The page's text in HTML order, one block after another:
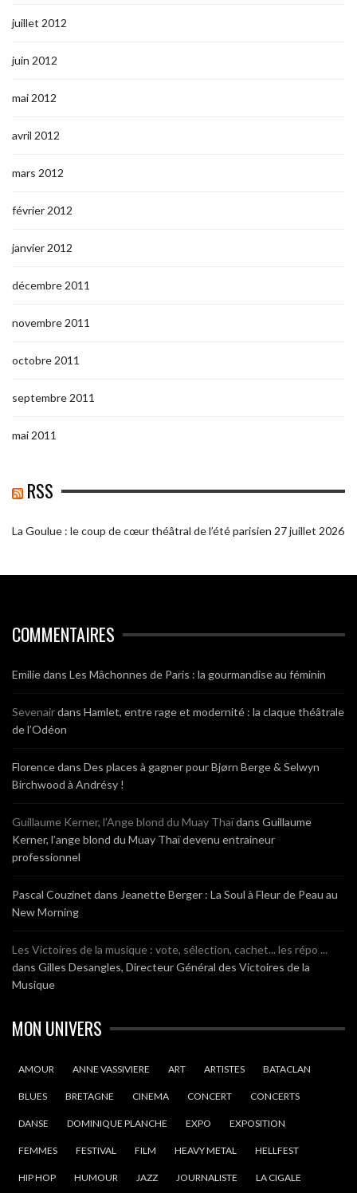
juillet 2012
juin 2012
mai 2012
avril 2012
mars 2012
février 2012
janvier 2012
décembre 2011
novembre 2011
octobre 2011
septembre 2011
mai 2011
RSS
La Goulue : le coup de cœur théâtral de l’été parisien 27 juillet 2026
COMMENTAIRES
Emiliedans Les Mâchonnes de Paris : la gourmandise au féminin
Sevenairdans Hamlet, entre rage et modernité : la claque théâtrale
de l’Odéon
Florencedans Des places à gagner pour Bjørn Berge & Selwyn
Birchwood à Andrésy !
Guillaume Kerner, l’Ange blond du Muay Thaïdans Guillaume
Kerner, l’ange blond du Muay Thaï devenu entraineur
professionnel
Pascal Couzinet dans Jeanette Berger : La Soul à Fleur de Peau au
New Morning
Les Victoires de la musique : vote, sélection, cachet... les répo ...
dans Gilles Desangles, Directeur Général des Victoires de la
Musique
MON UNIVERS
AMOUR ANNE VASSIVIERE ART ARTISTES BATACLAN
BLUES BRETAGNE CINEMA CONCERT CONCERTS
DANSE DOMINIQUE PLANCHE EXPO EXPOSITION
FEMMES FESTIVAL FILM HEAVY METAL HELLFEST
HIP HOP HUMOUR JAZZ JOURNALISTE LA CIGALE